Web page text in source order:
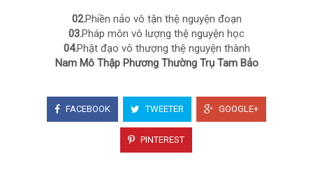
02.Phiền nảo vô tận thệ nguyện đoạn
03.Pháp môn vô lượng thệ nguyện học
04.Phật đạo vô thượng thệ nguyện thành
Nam Mô Thập Phương Thường Trụ Tam Bảo
FACEBOOK TWEETER GOOGLE+
PINTEREST